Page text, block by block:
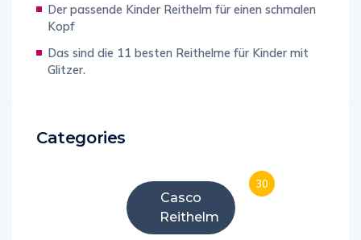
Der passende Kinder Reithelm für einen schmalen
Kopf
Das sind die 11 besten Reithelme für Kinder mit
Glitzer.
Categories
Casco
Reithelm
30